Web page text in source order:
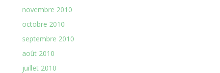
novembre 2010
octobre 2010
septembre 2010
août 2010
juillet 2010